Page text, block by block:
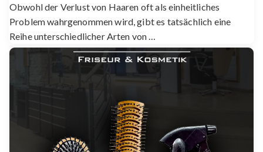
Obwohl der Verlust von Haaren oft als einheitliches
Problem wahrgenommen wird, gibt es tatsächlich eine
Reihe unterschiedlicher Arten von …